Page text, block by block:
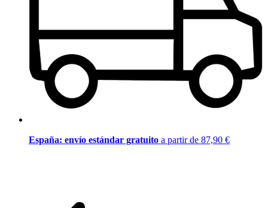
España: envío estándar gratuito a partir de 87,90 €